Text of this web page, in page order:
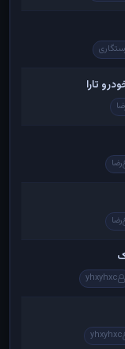
تارا
رضا
رضا
yhxyhxc
yhxyhxc